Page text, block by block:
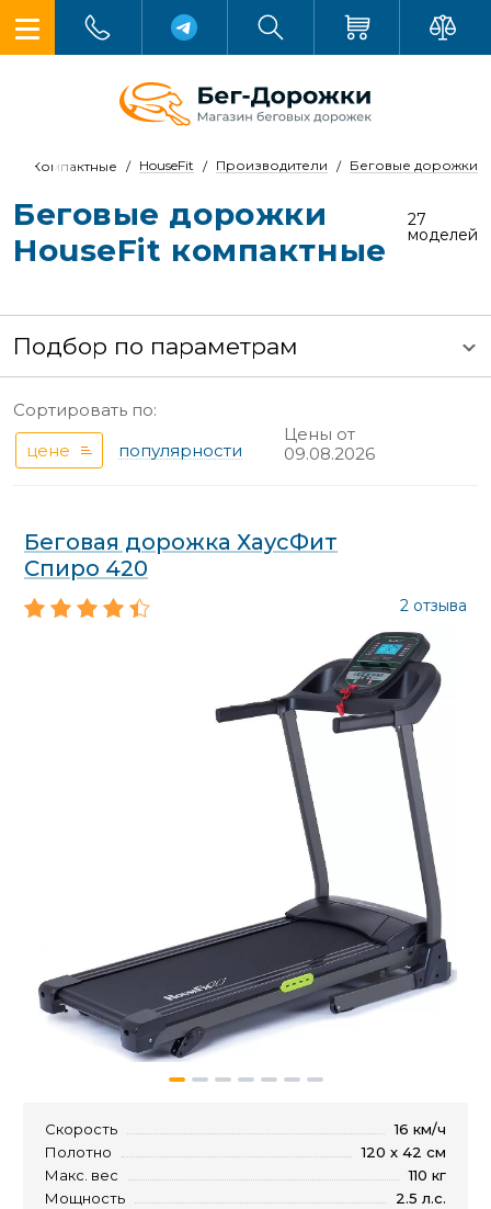
Беговые дорожки
Производители
HouseFit
Компактные
Беговые дорожки
HouseFit компактные
27
моделей
Подбор по параметрам
Сортировать по:
цене
популярности
Цены от
09.08.2026
Беговая дорожка ХаусФит
Спиро 420
2 отзыва
Скорость
16 км/ч
Полотно
120 х 42 см
Макс. вес
110 кг
Мощность
2.5 л.с.